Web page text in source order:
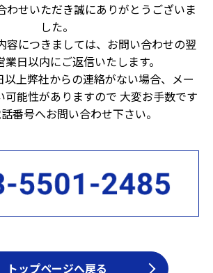
わせいただき誠にありがとうございま
した。
容につきましては、お問い合わせの翌
業日以内にご返信いたします。
上弊社からの連絡がない場合、メー
可能性がありますので 大変お手数です
番号へお問い合わせ下さい。
トップページへ戻る